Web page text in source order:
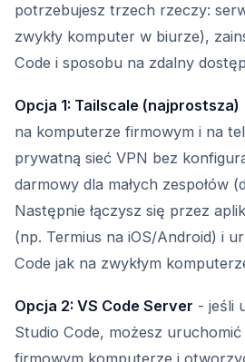
potrzebujesz trzech rzeczy:
zwykły komputer w biurze),
Code i sposobu na zdalny
Opcja 1: Tailscale (najprostsza)
na komputerze firmowym i na
prywatną sieć VPN bez
darmowy dla małych zespołów
Następnie łączysz się przez
(np. Termius na iOS/Android) i
Code jak na zwykłym
Opcja 2: VS Code Server - jeśli
Studio Code, możesz
firmowym komputerze i